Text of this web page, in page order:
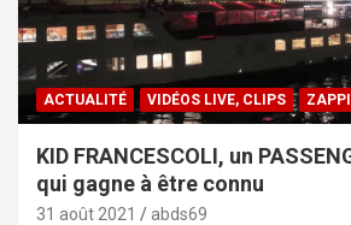
ACTUALITÉ VIDÉOS LIVE, CLIPS
KID FRANCESCOLI, un
qui gagne à être connu
31 août 2021 abds69